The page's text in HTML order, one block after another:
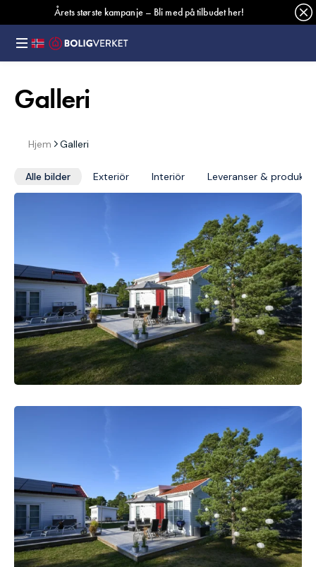
Årets største kampanje – Bli med på tilbudet her!
Galleri
Hjem Galleri
Alle bilder Exteriör Interiör Leveranser &